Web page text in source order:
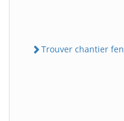
Trouver chantier